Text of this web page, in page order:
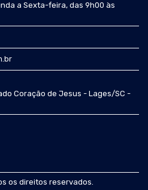
a Sexta-feira, das 9h00 às
Coração de Jesus - Lages/SC -
os direitos reservados.